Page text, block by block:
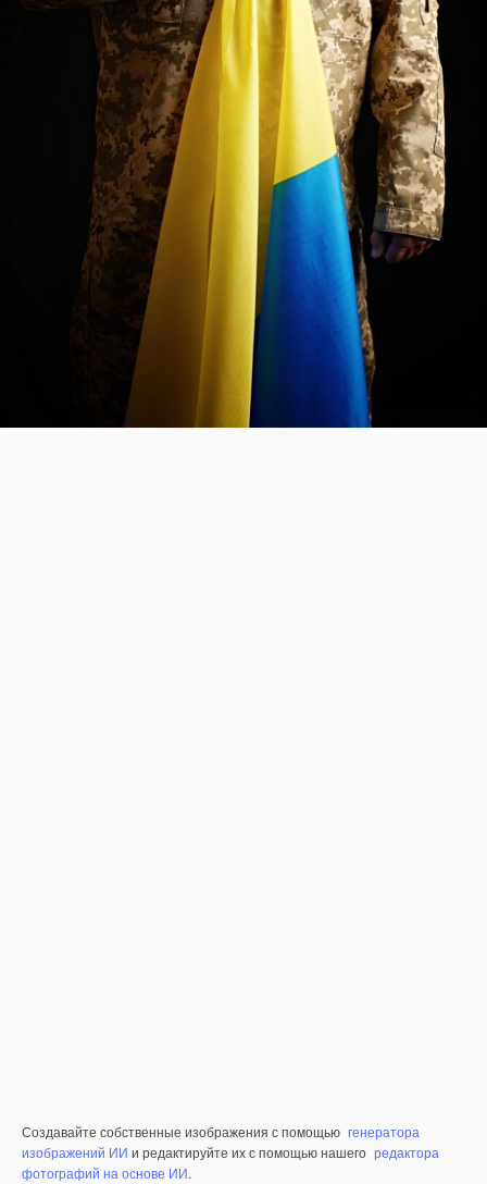
Создавайте собственные изображения с помощью генератора
изображений ИИ и редактируйте их с помощью нашего редактора
фотографий на основе ИИ.